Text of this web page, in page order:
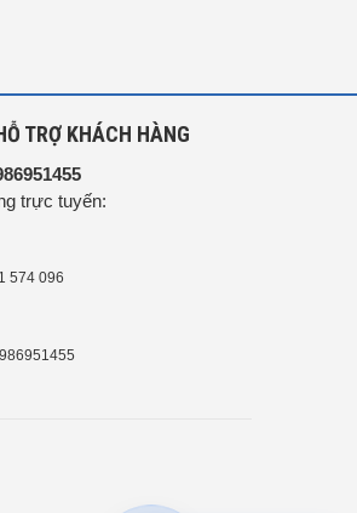
TRỢ KHÁCH HÀNG
trực tuyến:
574 096